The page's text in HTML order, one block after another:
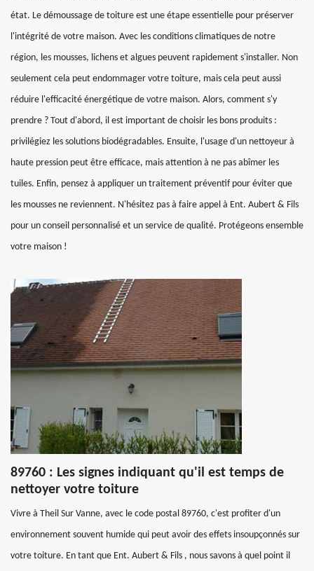
état. Le démoussage de toiture est une étape essentielle pour préserver
l'intégrité de votre maison. Avec les conditions climatiques de notre
région, les mousses, lichens et algues peuvent rapidement s'installer. Non
seulement cela peut endommager votre toiture, mais cela peut aussi
réduire l'efficacité énergétique de votre maison. Alors, comment s'y
prendre ? Tout d'abord, il est important de choisir les bons produits :
privilégiez les solutions biodégradables. Ensuite, l'usage d'un nettoyeur à
haute pression peut être efficace, mais attention à ne pas abîmer les
tuiles. Enfin, pensez à appliquer un traitement préventif pour éviter que
les mousses ne reviennent. N'hésitez pas à faire appel à Ent. Aubert & Fils
pour un conseil personnalisé et un service de qualité. Protégeons ensemble
votre maison !
89760 : Les signes indiquant qu'il est temps de
nettoyer votre toiture
Vivre à Theil Sur Vanne, avec le code postal 89760, c'est profiter d'un
environnement souvent humide qui peut avoir des effets insoupçonnés sur
votre toiture. En tant que Ent. Aubert & Fils , nous savons à quel point il